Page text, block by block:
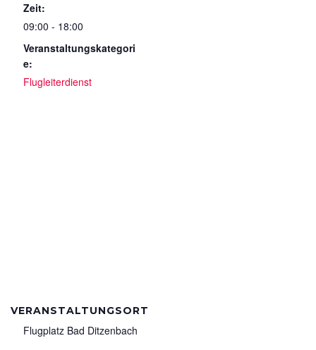
Zeit:
09:00 - 18:00
Veranstaltungskategori
e:
Flugleiterdienst
VERANSTALTUNGSORT
Flugplatz Bad Ditzenbach